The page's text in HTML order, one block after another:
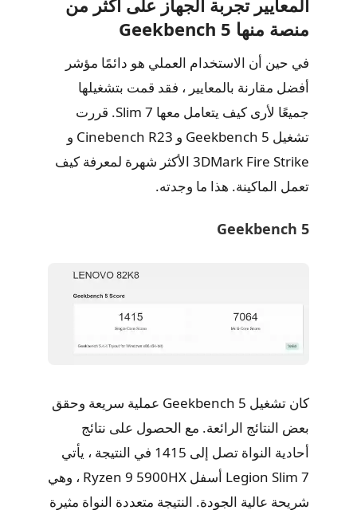
منصة منها Geekbench 5
في حين أن الاستخدام العملي هو دائمًا مؤشر
أفضل مقارنة بالمعايير ، فقد قمت بتشغيلها
جميعًا لأرى كيف يتعامل معها Slim 7. قررت
تشغيل Geekbench 5 و Cinebench R23 و
3DMark Fire Strike الأكثر شهرة لمعرفة كيف
تعمل الماكينة. هذا ما وجدته.
Geekbench 5
كان تشغيل Geekbench 5 عملية سريعة وحقق
بعض النتائج الرائعة. مع الحصول على نتائج
أحادية النواة تصل إلى 1415 في النتيجة ، يأتي
Legion Slim 7 أسفل Ryzen 9 5900HX ، وهي
شريحة عالية الجودة. النتيجة متعددة النواة مثيرة